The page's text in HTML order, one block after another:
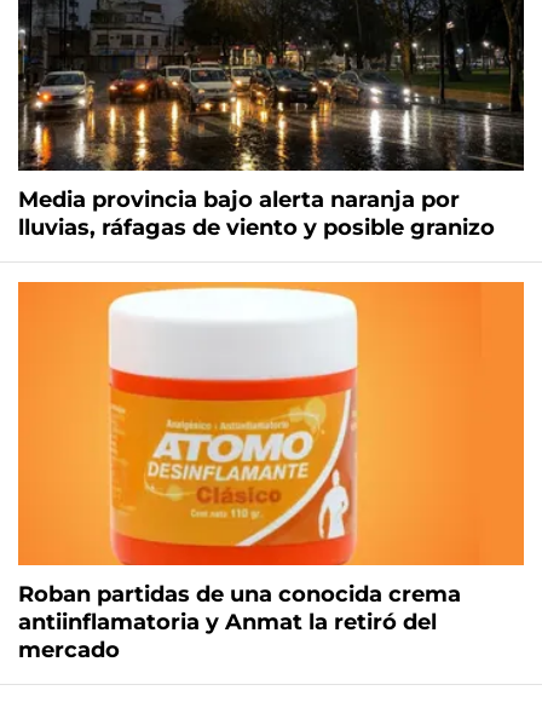
Media provincia bajo alerta naranja por
lluvias, ráfagas de viento y posible granizo
Roban partidas de una conocida crema
antiinflamatoria y Anmat la retiró del
mercado